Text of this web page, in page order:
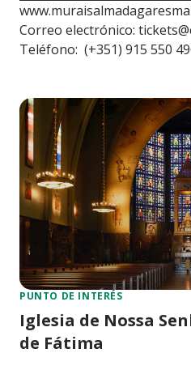
Correo electrónico:
Teléfono: (+351) 915 550
PUNTO DE INTERÉS
Iglesia de Nossa
de Fátima